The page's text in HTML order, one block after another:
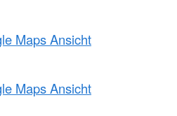
Maps Ansicht
Maps Ansicht